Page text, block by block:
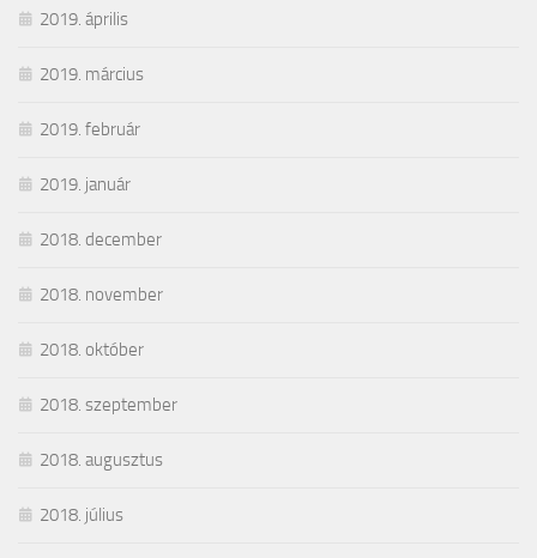
2019. április
2019. március
2019. február
2019. január
2018. december
2018. november
2018. október
2018. szeptember
2018. augusztus
2018. július